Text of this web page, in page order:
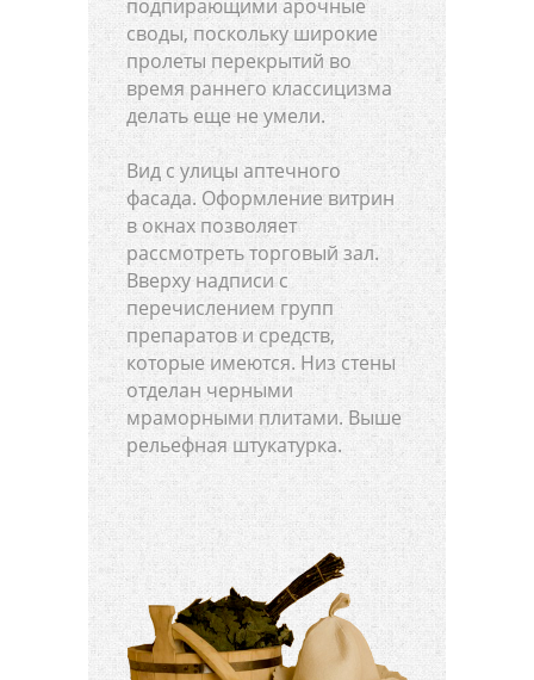
подпирающими арочные
своды, поскольку широкие
пролеты перекрытий во
время раннего классицизма
делать еще не умели.
Вид с улицы аптечного
фасада. Оформление витрин
в окнах позволяет
рассмотреть торговый зал.
Вверху надписи с
перечислением групп
препаратов и средств,
которые имеются. Низ стены
отделан черными
мраморными плитами. Выше
рельефная штукатурка.